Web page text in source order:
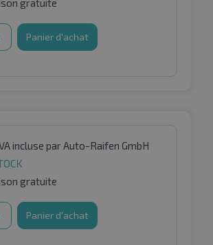
gratuite
Panier d'achat
incluse par Auto-Raifen GmbH
gratuite
Panier d'achat